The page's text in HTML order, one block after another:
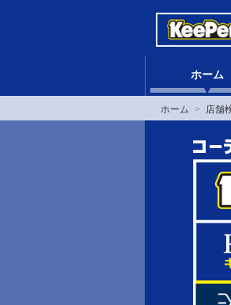
ホーム
ホーム 店舗